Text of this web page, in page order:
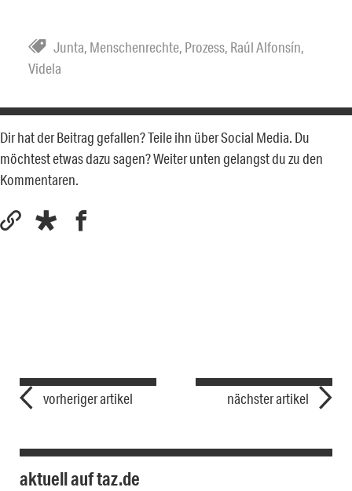
Junta, Menschenrechte, Prozess, Raúl Alfonsín,
Videla
Dir hat der Beitrag gefallen? Teile ihn über Social Media. Du
möchtest etwas dazu sagen? Weiter unten gelangst du zu den
Kommentaren.
vorheriger artikel nächster artikel
aktuell auf taz.de